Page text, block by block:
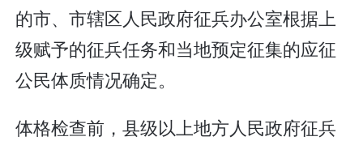
的市、市辖区人民政府征兵办公室根据上
级赋予的征兵任务和当地预定征集的应征
公民体质情况确定。
体格检查前，县级以上地方人民政府征兵